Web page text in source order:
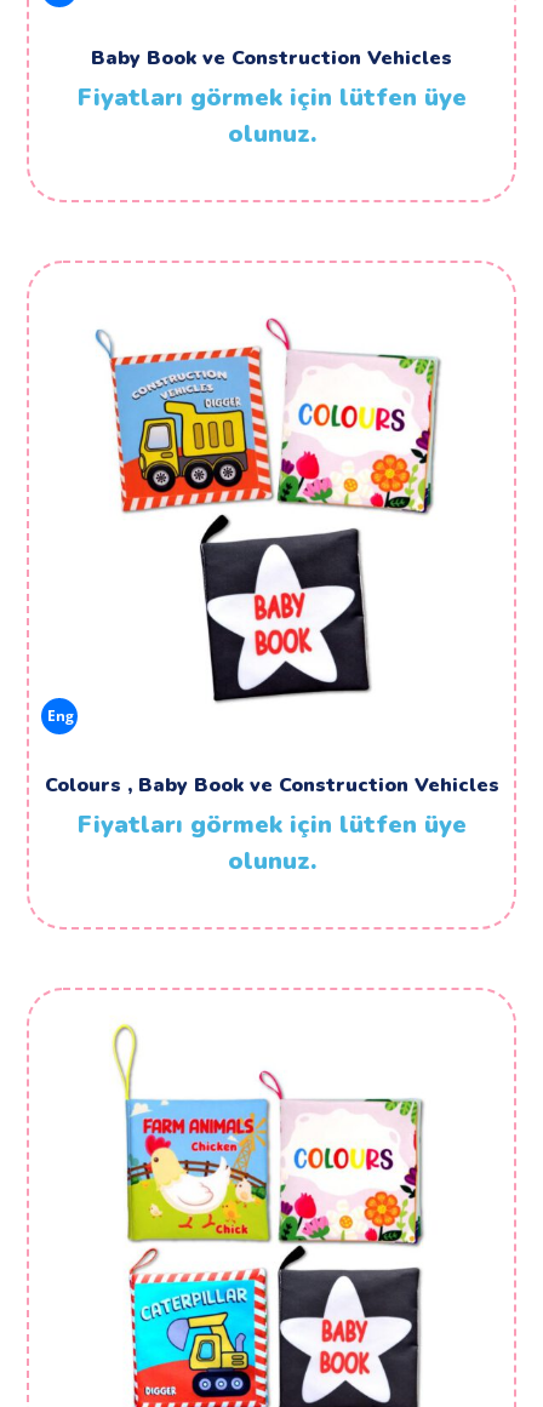
Baby Book ve Construction Vehicles
Fiyatları görmek için lütfen üye
olunuz.
Eng
Colours , Baby Book ve Construction Vehicles
Fiyatları görmek için lütfen üye
olunuz.